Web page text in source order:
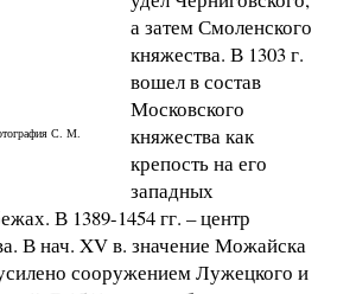
С. М.
а затем Смоленского
княжества. В 1303 г.
вошел в состав
Московского
княжества как
крепость на его
западных
В 1389-1454 гг. – центр
В нач. XV в. значение Можайска
сооружением Лужецкого и